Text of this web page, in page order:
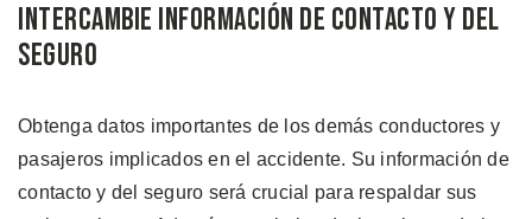
Intercambie Información de Contacto y del
Seguro
Obtenga datos importantes de los demás conductores y
pasajeros implicados en el accidente. Su información de
contacto y del seguro será crucial para respaldar sus